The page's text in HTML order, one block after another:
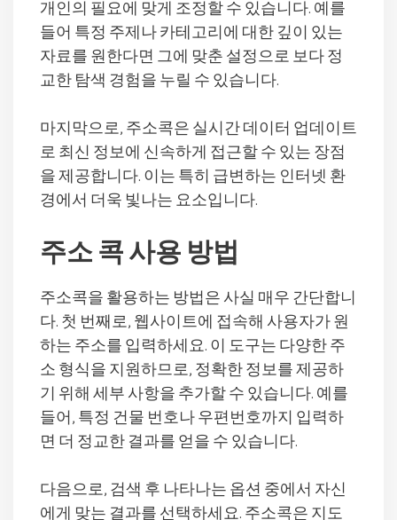
개인의 필요에 맞게 조정할 수 있습니다. 예를
들어 특정 주제나 카테고리에 대한 깊이 있는
자료를 원한다면 그에 맞춘 설정으로 보다 정
교한 탐색 경험을 누릴 수 있습니다.
마지막으로, 주소콕은 실시간 데이터 업데이트
로 최신 정보에 신속하게 접근할 수 있는 장점
을 제공합니다. 이는 특히 급변하는 인터넷 환
경에서 더욱 빛나는 요소입니다.
주소 콕 사용 방법
주소콕을 활용하는 방법은 사실 매우 간단합니
다. 첫 번째로, 웹사이트에 접속해 사용자가 원
하는 주소를 입력하세요. 이 도구는 다양한 주
소 형식을 지원하므로, 정확한 정보를 제공하
기 위해 세부 사항을 추가할 수 있습니다. 예를
들어, 특정 건물 번호나 우편번호까지 입력하
면 더 정교한 결과를 얻을 수 있습니다.
다음으로, 검색 후 나타나는 옵션 중에서 자신
에게 맞는 결과를 선택하세요. 주소콕은 지도